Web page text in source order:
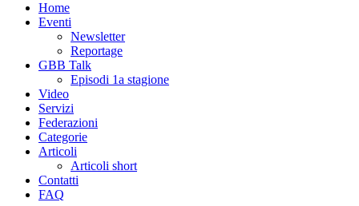
Home
Eventi
Newsletter
Reportage
GBB Talk
Episodi 1a stagione
Video
Servizi
Federazioni
Categorie
Articoli
Articoli short
Contatti
FAQ